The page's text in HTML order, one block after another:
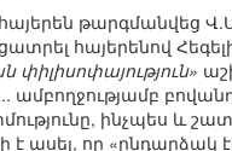
թարգմանվեց Վ.Ս.
հայերենով
փիլիսոփայություն»
ամբողջությամբ
ինչպես և շատ
ասել, որ «ընդարձակ